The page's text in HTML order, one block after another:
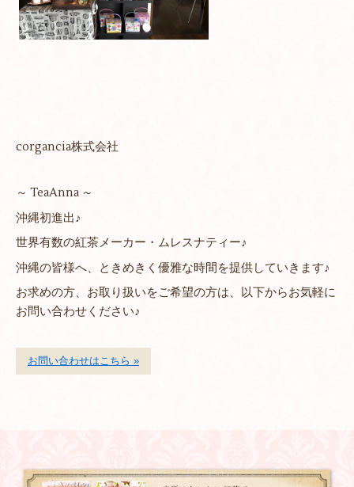
corgancia株式会社
～ TeaAnna ～
沖縄初進出♪
世界有数の紅茶メーカー・ムレスナティー♪
沖縄の皆様へ、ときめきく優雅な時間を提供していきます♪
お求めの方、お取り扱いをご希望の方は、以下からお気軽に
お問い合わせください♪
お問い合わせはこちら »